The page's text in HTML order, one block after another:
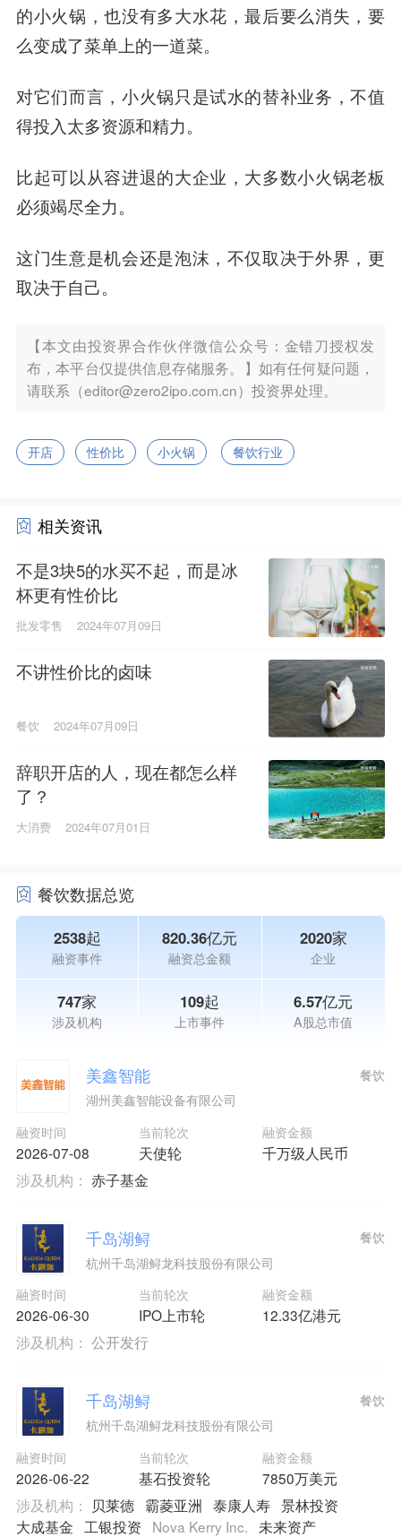
的小火锅，也没有多大水花，最后要么消失，要
么变成了菜单上的一道菜。
对它们而言，小火锅只是试水的替补业务，不值
得投入太多资源和精力。
比起可以从容进退的大企业，大多数小火锅老板
必须竭尽全力。
这门生意是机会还是泡沫，不仅取决于外界，更
取决于自己。
【本文由投资界合作伙伴微信公众号：金错刀授权发
布，本平台仅提供信息存储服务。】如有任何疑问题，
请联系（editor@zero2ipo.com.cn）投资界处理。
开店 性价比 小火锅 餐饮行业
相关资讯
不是3块5的水买不起，而是冰
杯更有性价比
批发零售 2024年07月09日
不讲性价比的卤味
餐饮 2024年07月09日
辞职开店的人，现在都怎么样
了？
大消费 2024年07月01日
餐饮数据总览
2538起
融资事件
820.36亿元
融资总金额
2020家
企业
747家
涉及机构
109起
上市事件
6.57亿元
A股总市值
美鑫智能
湖州美鑫智能设备有限公司
融资时间
2026-07-08
当前轮次
天使轮
融资金额
千万级人民币
餐饮
涉及机构： 赤子基金
千岛湖鲟
杭州千岛湖鲟龙科技股份有限公司
融资时间
2026-06-30
当前轮次
IPO上市轮
融资金额
12.33亿港元
餐饮
涉及机构： 公开发行
千岛湖鲟
杭州千岛湖鲟龙科技股份有限公司
融资时间
2026-06-22
当前轮次
基石投资轮
融资金额
7850万美元
餐饮
涉及机构： 贝莱德 霸菱亚洲 泰康人寿 景林投资
大成基金
工银投资 Nova Kerry Inc. 未来资产